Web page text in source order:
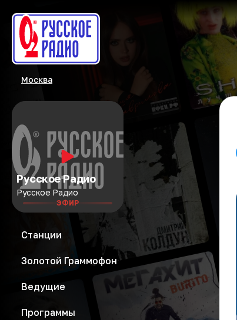
Москва
Русское Радио
Русское Радио
ЭФИР
Станции
Золотой Граммофон
Ведущие
Программы